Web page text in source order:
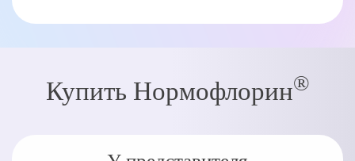
Купить Нормофлорин®